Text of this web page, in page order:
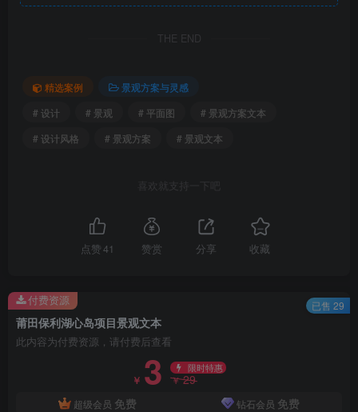
布点图.png
入口谁家.png
THE END
精选案例
景观方案与灵感
# 设计
# 景观 # 平面图
# 景观方案文本
# 设计风格
# 景观方案 # 景观文本
喜欢就支持一下吧
点赞41 赞赏 分享 收藏
莆田保利湖心岛项目景观文本
此内容为付费资源，请付费后查看
￥ 3 限时特惠
￥29
超级会员 免费 钻石会员 免费
付费资源 已售 29